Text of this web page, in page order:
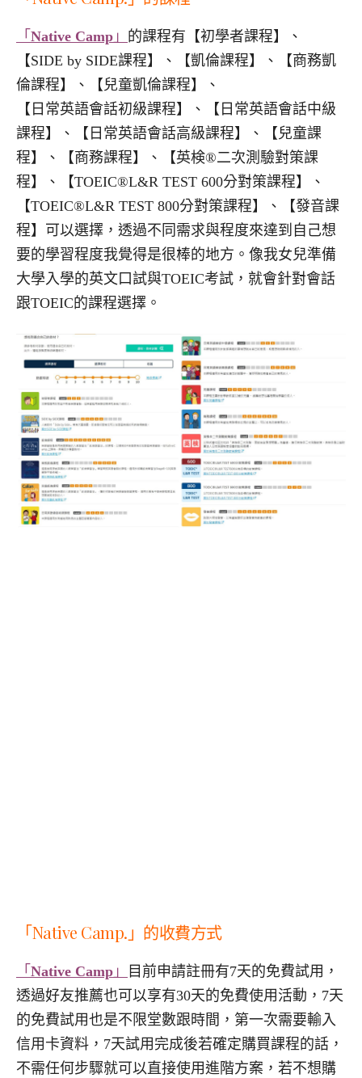
「 Native Camp 」 的課程有【初學者課程】、
【SIDE by SIDE課程】、【凱倫課程】、【商務凱
倫課程】、【兒童凱倫課程】、
【日常英語會話初級課程】、【日常英語會話中級
課程】、【日常英語會話高級課程】、【兒童課
程】、【商務課程】、【英検®二次測驗對策課
程】、【TOEIC®L&R TEST 600分對策課程】、
【TOEIC®L&R TEST 800分對策課程】、【發音課
程】可以選擇，透過不同需求與程度來達到自己想
要的學習程度我覺得是很棒的地方。像我女兒準備
大學入學的英文口試與TOEIC考試，就會針對會話
跟TOEIC的課程選擇。
「Native Camp.」的收費方式
「 Native Camp 」
目前申請註冊有7天的免費試用，
透過好友推薦也可以享有30天的免費使用活動，7天
的免費試用也是不限堂數跟時間，第一次需要輸入
信用卡資料，7天試用完成後若確定購買課程的話，
不需任何步驟就可以直接使用進階方案，若不想購